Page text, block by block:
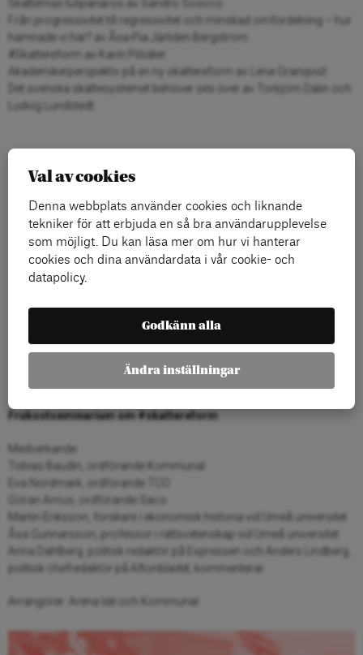
Skatternas tulipanaros av Sandro Scocco
Från progressivitet till regressivitet och minskad omfördelning – hur
hamnade vi här? av Åsa-Pia Järliden Bergström
#Skattereform av Karin Pilsäter
Akademikerperspektiv på en ny skattereform av Lena Granqvist
Det svenska skattesystemet behöver ses över av Torbjörn Dalin och
Ludvig Lundstedt
Frukostseminarium om #skattereform
Medverkande:
Tobias Baudin, ordförande Kommunal
Eva Nordmark, ordförande TCO
Göran Arrius, ordförande Saco
Martin Eriksson, forskare i ekonomisk historia vid Umeå universitet
Åsa Gunnarsson, professor i rättsvetenskap vid Umeå universitet
Anna Dahlberg, politisk redaktör på Expressen och Anders Lindberg,
politisk chefredaktör på Aftonbladet, kommenterar.
Arrangörer: Arena Idé och Kommunal
Val av cookies
Denna webbplats använder cookies och liknande
tekniker för att erbjuda en så bra användarupplevelse
som möjligt. Du kan läsa mer om hur vi hanterar
cookies och dina användardata i vår cookie- och
datapolicy.
Godkänn alla
Ändra inställningar